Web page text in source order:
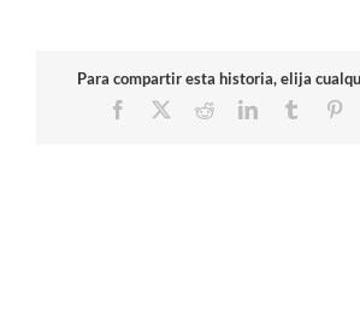
Para compartir esta historia, elija
Facebook
RedditLinkedInTumblr